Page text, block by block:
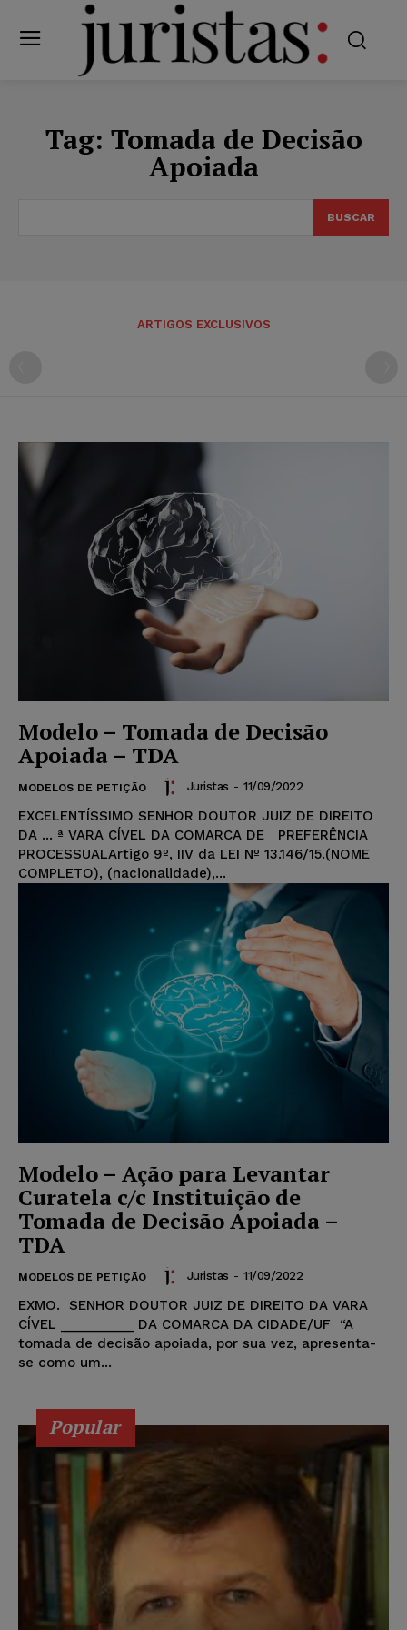
Tag: Tomada de Decisão
Apoiada
BUSCAR
ARTIGOS EXCLUSIVOS
Modelo – Tomada de Decisão
Apoiada – TDA
MODELOS DE PETIÇÃO Juristas - 11/09/2022
EXCELENTÍSSIMO SENHOR DOUTOR JUIZ DE DIREITO
DA ... ª VARA CÍVEL DA COMARCA DE PREFERÊNCIA
PROCESSUALArtigo 9º, IIV da LEI Nº 13.146/15.(NOME
COMPLETO), (nacionalidade),...
Modelo – Ação para Levantar
Curatela c/c Instituição de
Tomada de Decisão Apoiada –
TDA
MODELOS DE PETIÇÃO Juristas - 11/09/2022
EXMO. SENHOR DOUTOR JUIZ DE DIREITO DA VARA
CÍVEL __________ DA COMARCA DA CIDADE/UF “A
tomada de decisão apoiada, por sua vez, apresenta-
se como um...
Popular